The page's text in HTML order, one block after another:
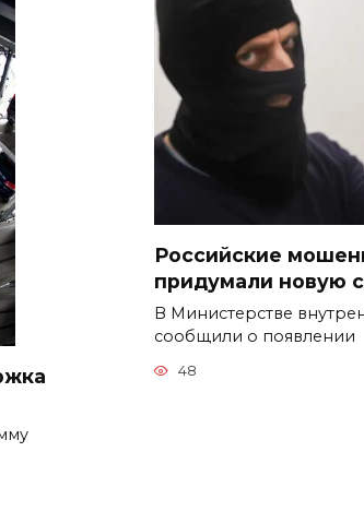
Российские
придумали новую
В Министерстве
сообщили о появлении
48